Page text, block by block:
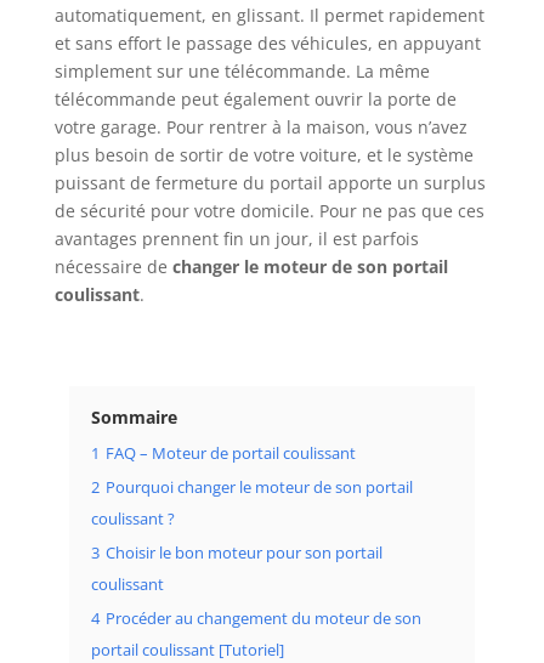
automatiquement, en glissant. Il permet rapidement
et sans effort le passage des véhicules, en appuyant
simplement sur une télécommande. La même
télécommande peut également ouvrir la porte de
votre garage. Pour rentrer à la maison, vous n’avez
plus besoin de sortir de votre voiture, et le système
puissant de fermeture du portail apporte un surplus
de sécurité pour votre domicile. Pour ne pas que ces
avantages prennent fin un jour, il est parfois
nécessaire de changer le moteur de son portail
coulissant.
Sommaire
1 FAQ – Moteur de portail coulissant
2 Pourquoi changer le moteur de son portail
coulissant ?
3 Choisir le bon moteur pour son portail
coulissant
4 Procéder au changement du moteur de son
portail coulissant [Tutoriel]